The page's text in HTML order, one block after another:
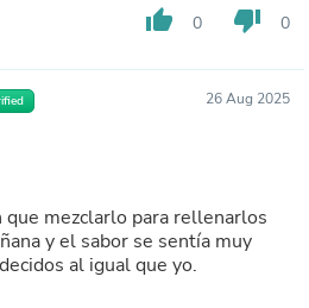
thumb_up 0 thumb_down 0
26 Aug 2025
mezclarlo para rellenarlos
y el sabor se sentía muy
al igual que yo.